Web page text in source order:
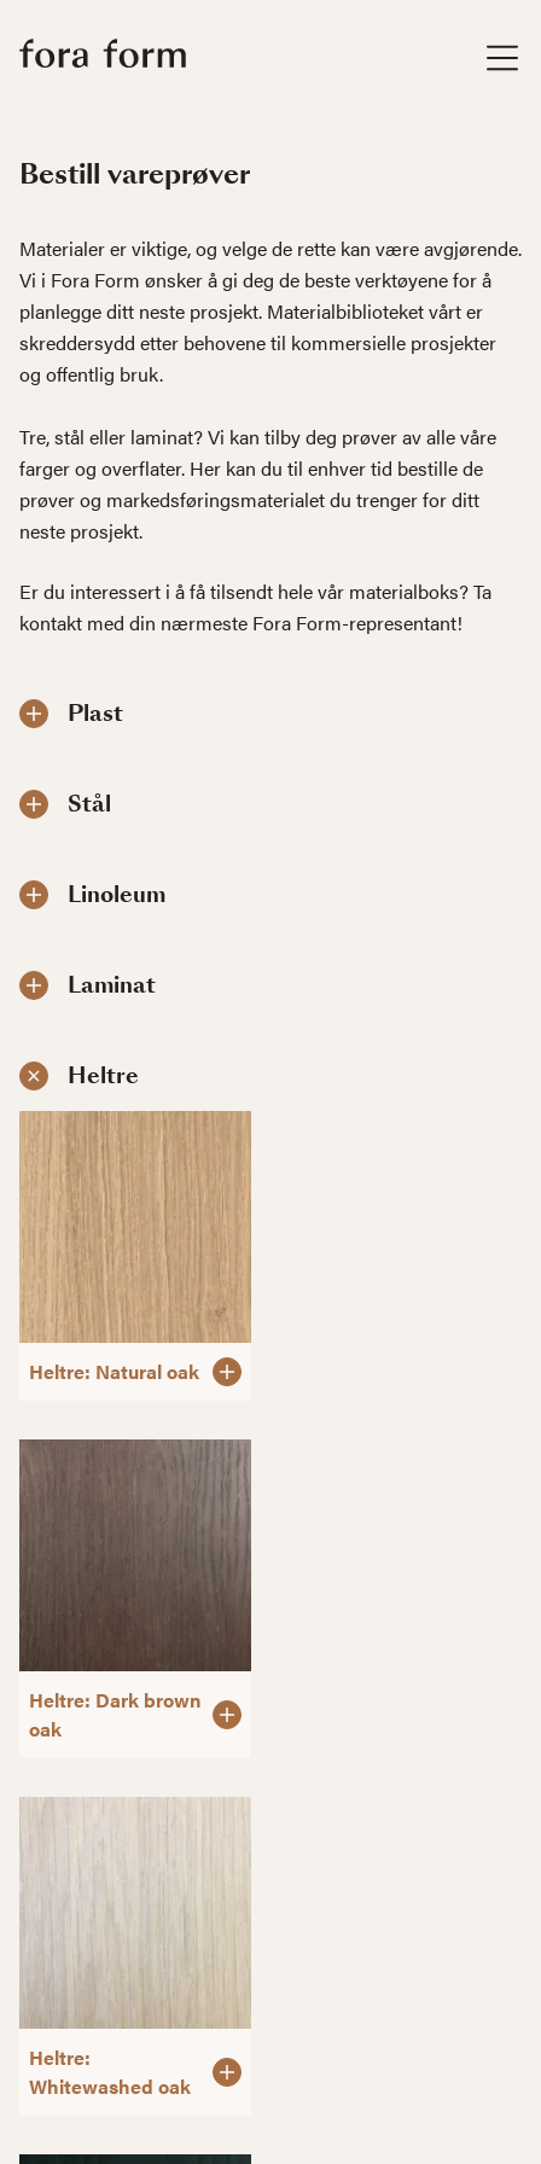
Bestill vareprøver
Materialer er viktige, og velge de rette kan være avgjørende.
Vi i Fora Form ønsker å gi deg de beste verktøyene for å
planlegge ditt neste prosjekt. Materialbiblioteket vårt er
skreddersydd etter behovene til kommersielle prosjekter
og offentlig bruk.
Tre, stål eller laminat? Vi kan tilby deg prøver av alle våre
farger og overflater. Her kan du til enhver tid bestille de
prøver og markedsføringsmaterialet du trenger for ditt
neste prosjekt.
Er du interessert i å få tilsendt hele vår materialboks? Ta
kontakt med din nærmeste Fora Form-representant!
Plast
Stål
Linoleum
Laminat
Heltre
Heltre: Natural oak
Heltre: Dark brown
oak
Heltre:
Whitewashed oak